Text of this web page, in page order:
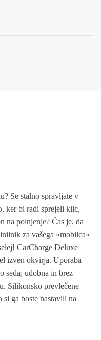
Se stalno spravljate v
ker bi radi sprejeli klic,
na polnjenje? Čas je, da
za vašega »mobilca«
CarCharge Deluxe
izven okvirja. Uporaba
sedaj udobna in brez
Silikonsko prevlečene
ga boste nastavili na